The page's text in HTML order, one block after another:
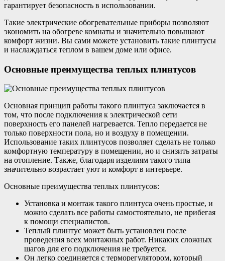
гарантирует безопасность в использовании.
Такие электрические обогревательные приборы позволяют
экономить на обогреве комнаты и значительно повышают
комфорт жизни. Вы сами можете установить такие плинтусы
и наслаждаться теплом в вашем доме или офисе.
Основные преимущества теплых плинтусов
Основная принцип работы такого плинтуса заключается в
том, что после подключения к электрической сети
поверхность его панелей нагревается. Тепло передается не
только поверхности пола, но и воздуху в помещении.
Использование таких плинтусов позволяет сделать не только
комфортную температуру в помещении, но и снизить затраты
на отопление. Также, благодаря изделиям такого типа
значительно возрастает уют и комфорт в интерьере.
Основные преимущества теплых плинтусов:
Установка и монтаж такого плинтуса очень простые, и
можно сделать все работы самостоятельно, не прибегая
к помощи специалистов.
Теплый плинтус может быть установлен после
проведения всех монтажных работ. Никаких сложных
шагов для его подключения не требуется.
Он легко соединяется с терморегулятором, который